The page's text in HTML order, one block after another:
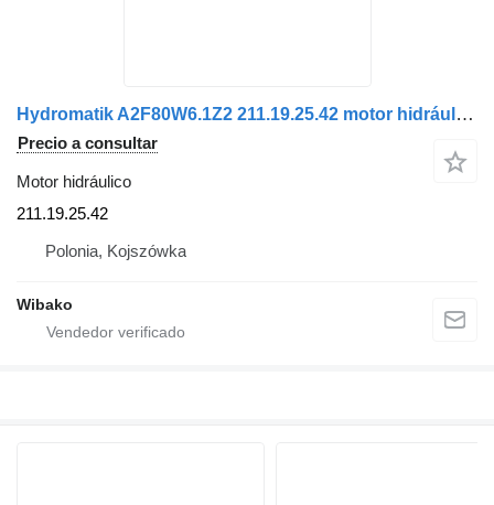
Hydromatik A2F80W6.1Z2 211.19.25.42 motor hidráulico
Precio a consultar
Motor hidráulico
211.19.25.42
Polonia, Kojszówka
Wibako